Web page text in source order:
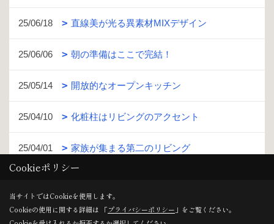
25/06/18 直線美が光る異素材MIXデザイン
25/06/06 朝の準備はここで完結！
25/05/14 開放的なオープンキッチン
25/04/10 化粧柱はリビングのアクセント
25/04/01 家族が集まる第二のリビング
24/12/19 アスレチックな子ども部屋
Cookieポリシー
当サイトではCookieを使用します。
Cookieの使用に関する詳細は 「プライバシーポリシー 」をご覧ください。